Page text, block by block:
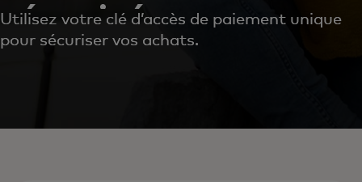
sécurisé
Utilisez votre clé d’accès de paiement unique
pour sécuriser vos achats.